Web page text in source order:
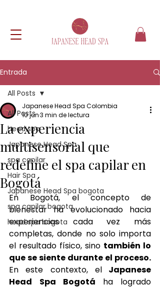
Entrada
All Posts
head spa
Japanese Head Spa
spa capilar
Hair Spa
Japanese Head Spa bogota
spa capilar bogota
head spa bogota
All Posts
La experiencia
multisensorial que
redefine el spa capilar en
Bogotá
Japanese Head Spa Colombia
10 jun3 min de lectura
En Bogotá, el concepto de
bienestar ha evolucionado hacia
experiencias cada vez más
completas, donde no solo importa
el resultado físico, sino también lo
que se siente durante el proceso.
En este contexto, el Japanese
Head Spa Bogotá ha logrado